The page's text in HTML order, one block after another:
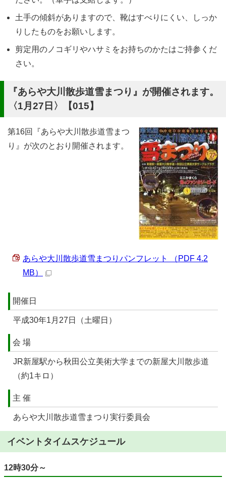
土手の傾斜がありますので、靴はすべりにくい、しっか
りしたものをお願いします。
剪定用のノコギリやハサミをお持ちのかたはご持参くだ
さい。
『あらや大川散歩道雪まつり』が開催されます。
〈1月27日〉【015】
第16回『あらや大川散歩道雪まつ
り』が次のとおり開催されます。
あらや大川散歩道雪まつりパンフレット （PDF 4.2
MB）
開催日
平成30年1月27日（土曜日）
会 場
JR新屋駅から秋田公立美術大学までの新屋大川散歩道
（約1キロ）
主 催
あらや大川散歩道雪まつり実行委員会
イベントタイムスケジュール
12時30分～